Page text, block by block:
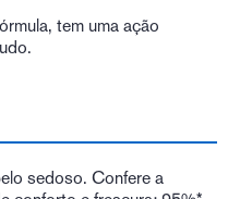
tem uma ação
sedoso. Confere a